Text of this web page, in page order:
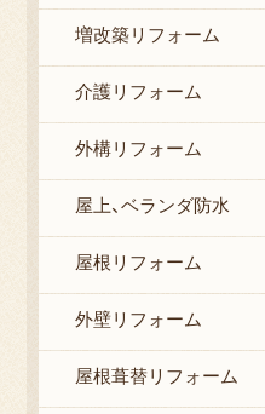
増改築リフォーム
介護リフォーム
外構リフォーム
屋上、ベランダ防水
屋根リフォーム
外壁リフォーム
屋根葺替リフォーム